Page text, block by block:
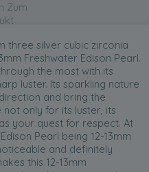
three silver cubic zirconia
Freshwater Edison Pearl.
the most with its
luster. Its sparkling nature
and bring the
only for its luster, its
your quest for respect. At
Pearl being 12-13mm
and definitely
this 12-13mm
Zum